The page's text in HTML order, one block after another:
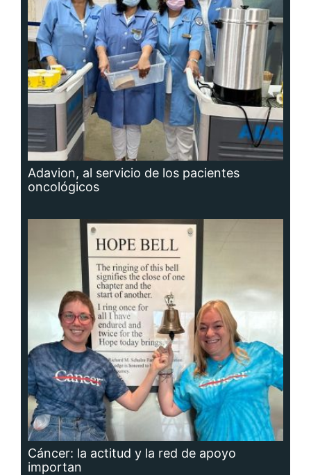
Adavion, al servicio de los pacientes
oncológicos
Cáncer: la actitud y la red de apoyo
importan